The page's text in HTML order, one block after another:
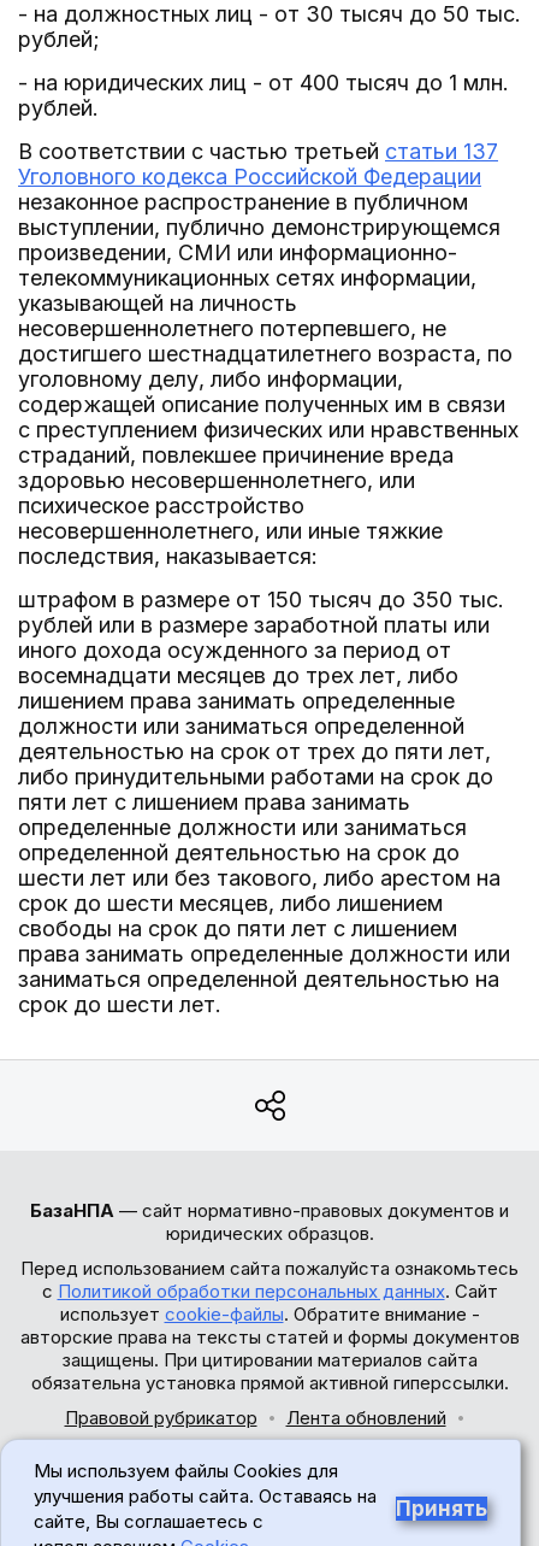
- на должностных лиц - от 30 тысяч до 50 тыс.
рублей;
- на юридических лиц - от 400 тысяч до 1 млн.
рублей.
В соответствии с частью третьей статьи 137
Уголовного кодекса Российской Федерации
незаконное распространение в публичном
выступлении, публично демонстрирующемся
произведении, СМИ или информационно-
телекоммуникационных сетях информации,
указывающей на личность
несовершеннолетнего потерпевшего, не
достигшего шестнадцатилетнего возраста, по
уголовному делу, либо информации,
содержащей описание полученных им в связи
с преступлением физических или нравственных
страданий, повлекшее причинение вреда
здоровью несовершеннолетнего, или
психическое расстройство
несовершеннолетнего, или иные тяжкие
последствия, наказывается:
штрафом в размере от 150 тысяч до 350 тыс.
рублей или в размере заработной платы или
иного дохода осужденного за период от
восемнадцати месяцев до трех лет, либо
лишением права занимать определенные
должности или заниматься определенной
деятельностью на срок от трех до пяти лет,
либо принудительными работами на срок до
пяти лет с лишением права занимать
определенные должности или заниматься
определенной деятельностью на срок до
шести лет или без такового, либо арестом на
срок до шести месяцев, либо лишением
свободы на срок до пяти лет с лишением
права занимать определенные должности или
заниматься определенной деятельностью на
срок до шести лет.
БазаНПА — сайт нормативно-правовых документов и
юридических образцов.
Перед использованием сайта пожалуйста ознакомьтесь
с Политикой обработки персональных данных. Сайт
использует cookie-файлы. Обратите внимание -
авторские права на тексты статей и формы документов
защищены. При цитировании материалов сайта
обязательна установка прямой активной гиперссылки.
Правовой рубрикатор
Лента обновлений
© 2017-2026
18+
Мы используем файлы Cookies для
улучшения работы сайта. Оставаясь на
сайте, Вы соглашаетесь с
Принять